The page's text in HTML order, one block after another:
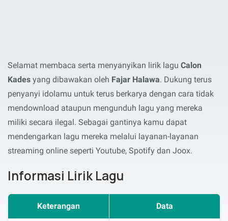
Selamat membaca serta menyanyikan lirik lagu Calon
Kades yang dibawakan oleh Fajar Halawa. Dukung terus
penyanyi idolamu untuk terus berkarya dengan cara tidak
mendownload ataupun mengunduh lagu yang mereka
miliki secara ilegal. Sebagai gantinya kamu dapat
mendengarkan lagu mereka melalui layanan-layanan
streaming online seperti Youtube, Spotify dan Joox.
Informasi Lirik Lagu
Keterangan Data